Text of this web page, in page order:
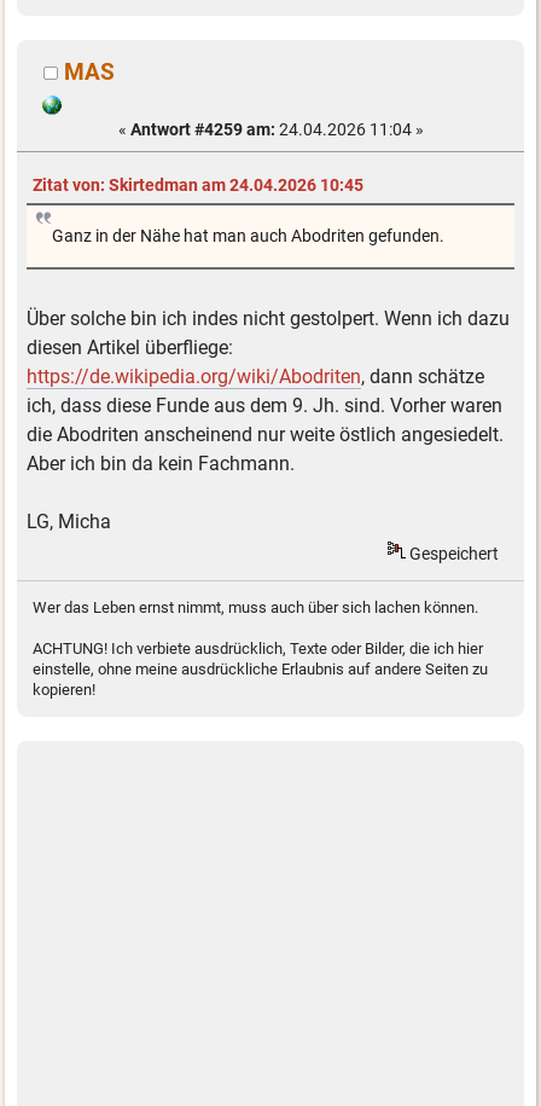
MAS
« Antwort #4259 am: 24.04.2026 11:04 »
Zitat von: Skirtedman am 24.04.2026 10:45
Ganz in der Nähe hat man auch Abodriten gefunden.
Über solche bin ich indes nicht gestolpert. Wenn ich dazu
diesen Artikel überfliege:
https://de.wikipedia.org/wiki/Abodriten, dann schätze
ich, dass diese Funde aus dem 9. Jh. sind. Vorher waren
die Abodriten anscheinend nur weite östlich angesiedelt.
Aber ich bin da kein Fachmann.
LG, Micha
Gespeichert
Wer das Leben ernst nimmt, muss auch über sich lachen können.
ACHTUNG! Ich verbiete ausdrücklich, Texte oder Bilder, die ich hier
einstelle, ohne meine ausdrückliche Erlaubnis auf andere Seiten zu
kopieren!